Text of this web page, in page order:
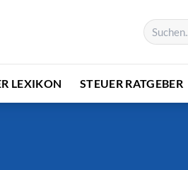
LEXIKON STEUER RATGEBER